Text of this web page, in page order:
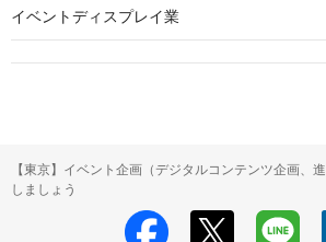
イベントディスプレイ業
【東京】イベント企画（デジタルコンテンツ企画、
しましょう